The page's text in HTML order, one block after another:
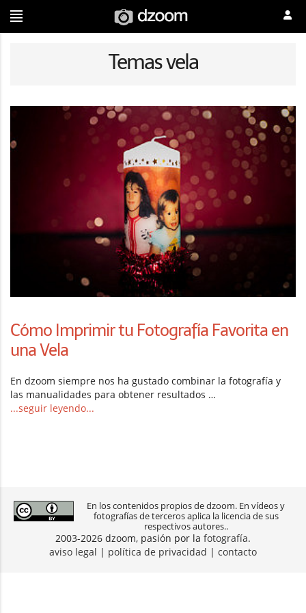
Temas vela
Cómo Imprimir tu Fotografía Favorita en
una Vela
En dzoom siempre nos ha gustado combinar la fotografía y
las manualidades para obtener resultados …
...seguir leyendo...
En los contenidos propios de dzoom. En vídeos y
fotografías de terceros aplica la licencia de sus
respectivos autores..
2003-2026 dzoom, pasión por la fotografía.
aviso legal | política de privacidad | contacto